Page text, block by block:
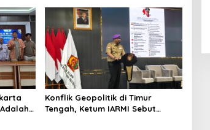
Tengah Keterbatasan
Konflik Geopolitik di Timur
Tengah, Ketum IARMI Sebut